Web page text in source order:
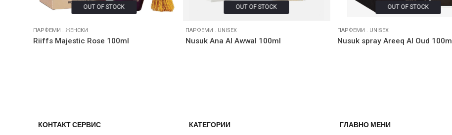
OUT OF STOCK
ПАРФЕМИ . ЖЕНСКИ
Riiffs Majestic Rose 100ml
OUT OF STOCK
ПАРФЕМИ . UNISEX
Nusuk Ana Al Awwal 100ml
OUT OF STOCK
ПАРФЕМИ . UNISEX
Nusuk spray Areeq Al Oud 100ml
КОНТАКТ СЕРВИС КАТЕГОРИИ ГЛАВНО МЕНИ